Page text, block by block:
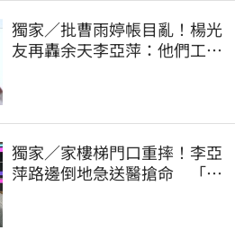
獨家／批曹雨婷帳目亂！楊光
友再轟余天李亞萍：他們工會
獨家／家樓梯門口重摔！李亞
萍路邊倒地急送醫搶命 「最